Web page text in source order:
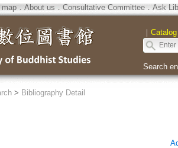
．About us ． Consultative Committee． Ask
｜ Catalog
Search
> Bibliography Detail